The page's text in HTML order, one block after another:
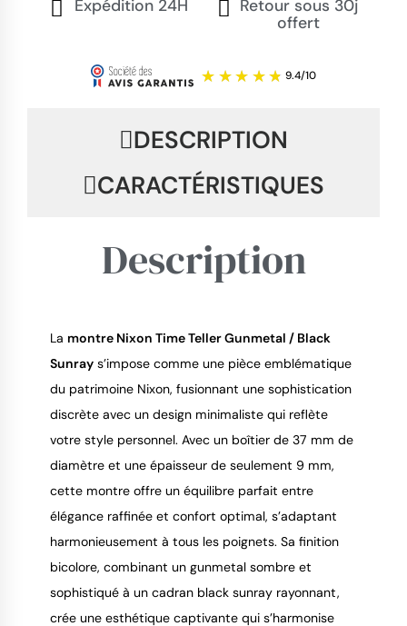
Expédition 24H
Retour sous 30j
offert
DESCRIPTION
CARACTÉRISTIQUES
Description
La montre Nixon Time Teller Gunmetal / Black
Sunray s’impose comme une pièce emblématique
du patrimoine Nixon, fusionnant une sophistication
discrète avec un design minimaliste qui reflète
votre style personnel. Avec un boîtier de 37 mm de
diamètre et une épaisseur de seulement 9 mm,
cette montre offre un équilibre parfait entre
élégance raffinée et confort optimal, s’adaptant
harmonieusement à tous les poignets. Sa finition
bicolore, combinant un gunmetal sombre et
sophistiqué à un cadran black sunray rayonnant,
crée une esthétique captivante qui s’harmonise